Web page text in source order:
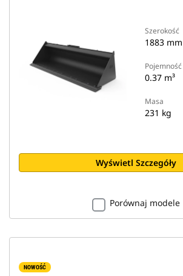
Szerokość
1883 mm
Pojemność
0.37 m³
Masa
231 kg
Wyświetl Szczegóły
Porównaj modele
NOWOŚĆ